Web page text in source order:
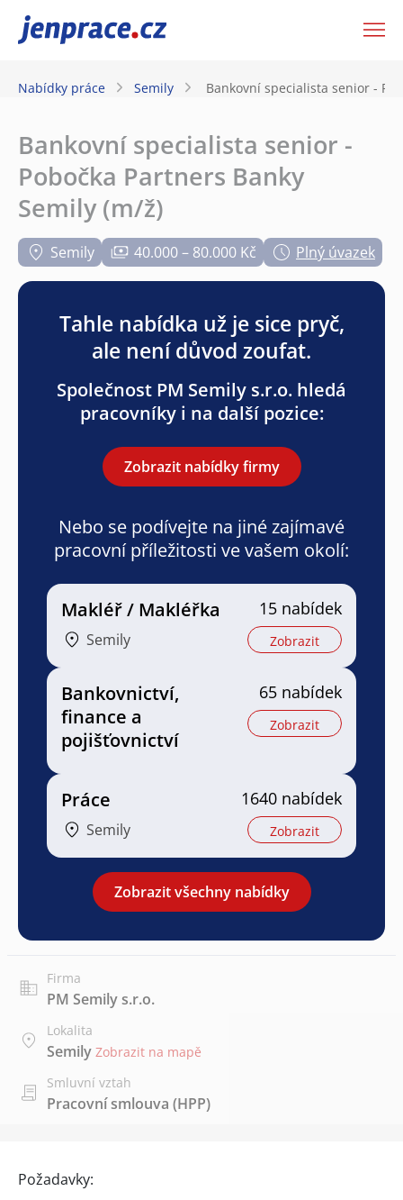
JenPráce.cz
Nabídky práce Semily Bankovní specialista senior -
Bankovní specialista senior -
Pobočka Partners Banky
Semily (m/ž)
Semily 40.000 – 80.000 Kč Plný úvazek
Tahle nabídka už je sice pryč,
ale není důvod zoufat.
Společnost PM Semily s.r.o. hledá
pracovníky i na další pozice:
Zobrazit nabídky firmy
Nebo se podívejte na jiné zajímavé
pracovní příležitosti ve vašem okolí:
Makléř / Makléřka
Semily
15 nabídek
Zobrazit
Bankovnictví,
finance a
pojišťovnictví
65 nabídek
Zobrazit
Práce
Semily
1640 nabídek
Zobrazit
Zobrazit všechny nabídky
Firma
PM Semily s.r.o.
Lokalita
Semily Zobrazit na mapě
Smluvní vztah
Pracovní smlouva (HPP)
Požadavky: